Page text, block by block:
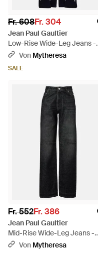
Fr. 608Fr. 304
Jean Paul Gaultier
Low-Rise Wide-Leg Jeans -
BlauVon Mytheresa
SALE
Fr. 552Fr. 386
Jean Paul Gaultier
Mid-Rise Wide-Leg Jeans -
Schwarz
Von Mytheresa